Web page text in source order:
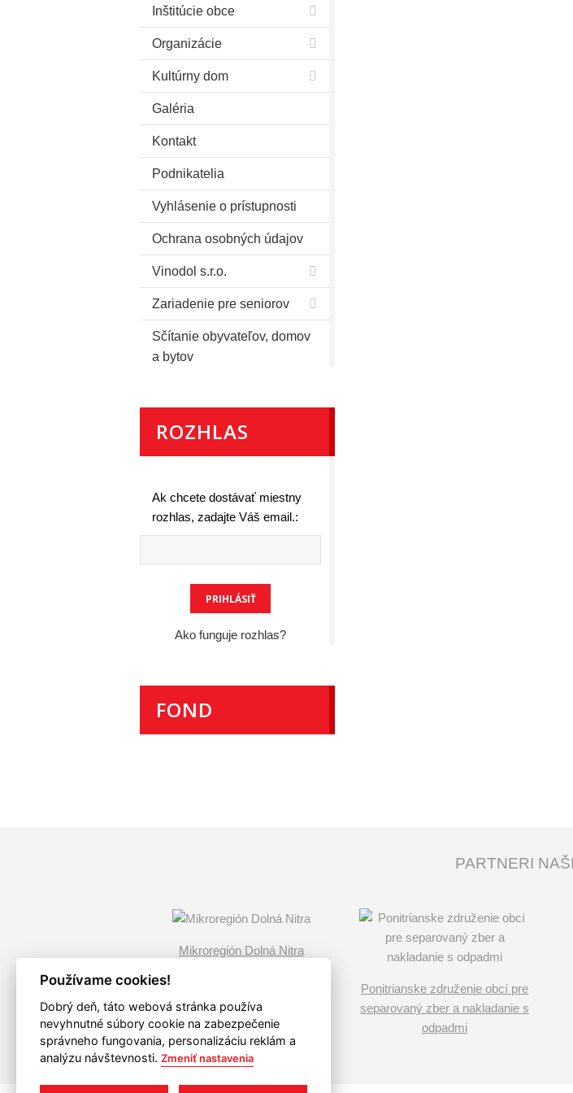
Inštitúcie obce
Organizácie
Kultúrny dom
Galéria
Kontakt
Podnikatelia
Vyhlásenie o prístupnosti
Ochrana osobných údajov
Vinodol s.r.o.
Zariadenie pre seniorov
Sčítanie obyvateľov, domov
a bytov
ROZHLAS
Ak chcete dostávať miestny
rozhlas, zadajte Váš email.:
Ako funguje rozhlas?
FOND
PARTNERI
Mikroregión Dolná Nitra
Ponitrianske združenie obcí pre
separovaný zber a nakladanie s
odpadmi
Používame cookies!
Dobrý deň, táto webová stránka používa
nevyhnutné súbory cookie na zabezpečenie
správneho fungovania, personalizáciu reklám a
analýzu návštevnosti. Zmeniť nastavenia